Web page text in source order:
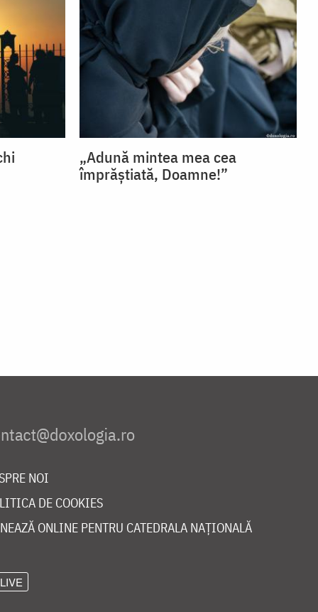
„Adună mintea mea cea
împrăștiată, Doamne!”
NOI
DE COOKIES
ONLINE PENTRU CATEDRALA NAȚIONALĂ
LIVE